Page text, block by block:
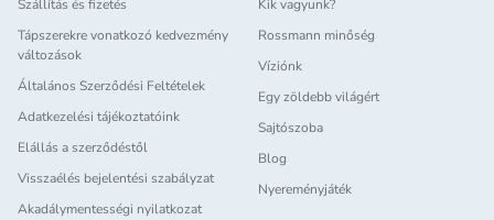
Szállítás és fizetés
Tápszerekre vonatkozó kedvezmény
változások
Általános Szerződési Feltételek
Adatkezelési tájékoztatóink
Elállás a szerződéstől
Visszaélés bejelentési szabályzat
Akadálymentességi nyilatkozat
Kik vagyunk?
Rossmann minőség
Víziónk
Egy zöldebb világért
Sajtószoba
Blog
Nyereményjáték